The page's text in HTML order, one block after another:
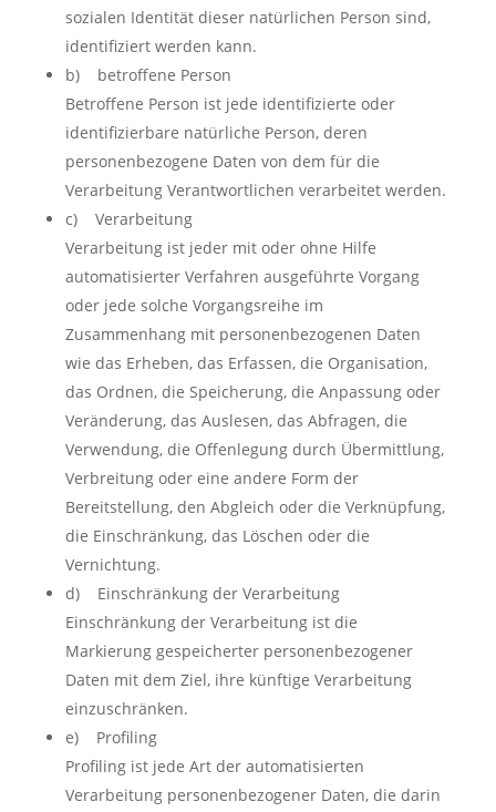
sozialen Identität dieser natürlichen Person sind,
identifiziert werden kann.
b) betroffene Person
Betroffene Person ist jede identifizierte oder
identifizierbare natürliche Person, deren
personenbezogene Daten von dem für die
Verarbeitung Verantwortlichen verarbeitet werden.
c) Verarbeitung
Verarbeitung ist jeder mit oder ohne Hilfe
automatisierter Verfahren ausgeführte Vorgang
oder jede solche Vorgangsreihe im
Zusammenhang mit personenbezogenen Daten
wie das Erheben, das Erfassen, die Organisation,
das Ordnen, die Speicherung, die Anpassung oder
Veränderung, das Auslesen, das Abfragen, die
Verwendung, die Offenlegung durch Übermittlung,
Verbreitung oder eine andere Form der
Bereitstellung, den Abgleich oder die Verknüpfung,
die Einschränkung, das Löschen oder die
Vernichtung.
d) Einschränkung der Verarbeitung
Einschränkung der Verarbeitung ist die
Markierung gespeicherter personenbezogener
Daten mit dem Ziel, ihre künftige Verarbeitung
einzuschränken.
e) Profiling
Profiling ist jede Art der automatisierten
Verarbeitung personenbezogener Daten, die darin